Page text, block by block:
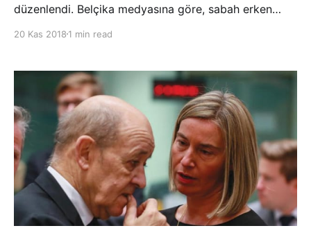
düzenlendi. Belçika medyasına göre, sabah erken
polise bıçaklı saldırı yapıldı. Bıçaklanan polis
ağır yaralan
20 Kas 2018 1 min read